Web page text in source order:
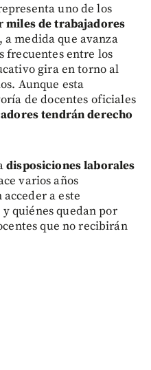
uno de los
miles de trabajadores
a medida que avanza
frecuentes entre los
gira en torno al
Aunque esta
de docentes oficiales
tendrán derecho
disposiciones laborales
varios años
a este
quiénes quedan por
que no recibirán